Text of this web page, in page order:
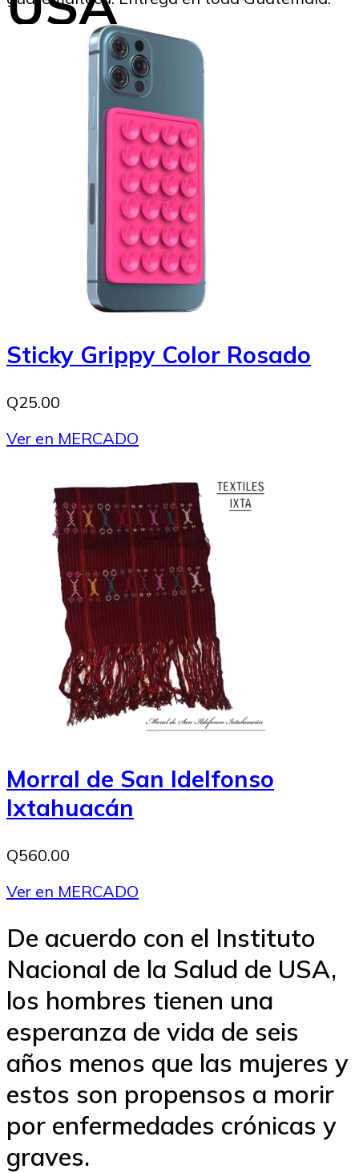
Beatriz Tercero
Image to Credit : Freepik
Sticky Grippy Color Rosado
Q25.00
Ver en MERCADO
Morral de San Idelfonso
Ixtahuacán
Q560.00
Ver en MERCADO
De acuerdo con el Instituto
Nacional de la Salud de USA,
los hombres tienen una
esperanza de vida de seis
años menos que las mujeres y
estos son propensos a morir
por enfermedades crónicas y
graves.